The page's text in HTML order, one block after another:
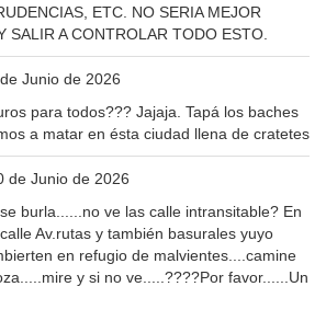
ETC. NO SERIA MEJOR
SALIR A CONTROLAR TODO ESTO.
Junio de 2026
para todos??? Jajaja. Tapá los baches
a matar en ésta ciudad llena de cratetes
de Junio de 2026
burla......no ve las calle intransitable? En
Av.rutas y también basurales yuyo
en refugio de malvientes....camine
y si no ve.....????Por favor......Un